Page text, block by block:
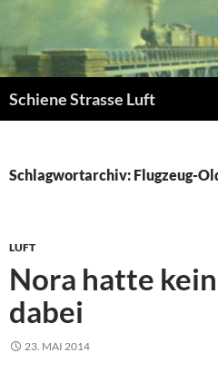
springen
Schiene Strasse Luft
Schlagwortarchiv: Flugzeug-
LUFT
Nora hatte
dabei
23. MAI 2014